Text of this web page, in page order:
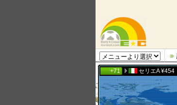
+71 セリエA ¥454